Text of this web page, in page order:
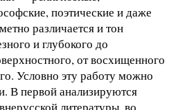
поэтические и даже
различается и тон
и глубокого до
от восхищенного
Условно эту работу можно
В первой анализируются
литературы, во